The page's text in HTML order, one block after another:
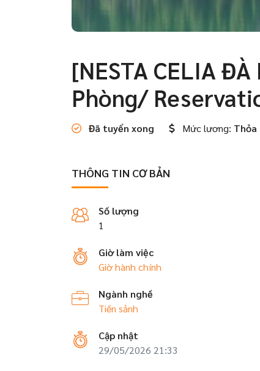
[NESTA CELIA
Phòng/
Đã tuyển xong Mức lương: Thỏa
THÔNG TIN CƠ BẢN
Số lượng
1
Giờ làm việc
Giờ hành chính
Ngành nghề
Tiền sảnh
Cập nhật
29/05/2026 21:33